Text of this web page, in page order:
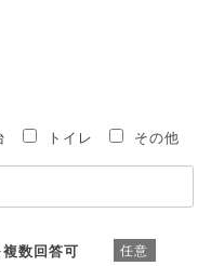
トイレ その他
数回答可 任意